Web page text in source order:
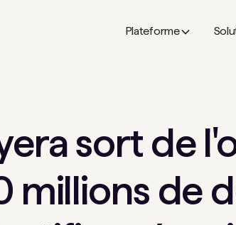
Plateforme
sort de
millions de